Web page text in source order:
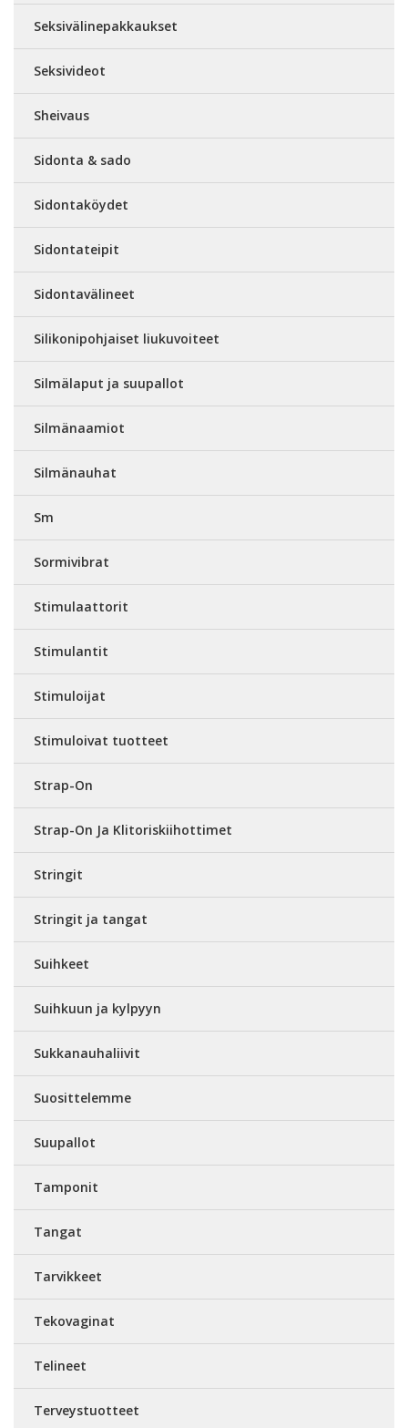
Seksivälinepakkaukset
Seksivideot
Sheivaus
Sidonta & sado
Sidontaköydet
Sidontateipit
Sidontavälineet
Silikonipohjaiset liukuvoiteet
Silmälaput ja suupallot
Silmänaamiot
Silmänauhat
Sm
Sormivibrat
Stimulaattorit
Stimulantit
Stimuloijat
Stimuloivat tuotteet
Strap-On
Strap-On Ja Klitoriskiihottimet
Stringit
Stringit ja tangat
Suihkeet
Suihkuun ja kylpyyn
Sukkanauhaliivit
Suosittelemme
Suupallot
Tamponit
Tangat
Tarvikkeet
Tekovaginat
Telineet
Terveystuotteet